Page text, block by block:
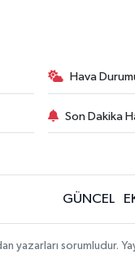
Hava
Son Dakika
GÜNCEL
yazarları sorumludur.